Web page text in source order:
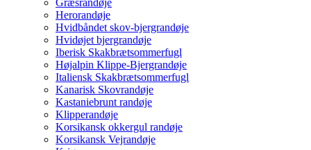
Herorandøje
Hvidbåndet skov-bjergrandøje
Hvidøjet bjergrandøje
Iberisk Skakbrætsommerfugl
Højalpin Klippe-Bjergrandøje
Italiensk Skakbrætsommerfugl
Kanarisk Skovrandøje
Kastaniebrunt randøje
Klipperandøje
Korsikansk okkergul randøje
Korsikansk Vejrandøje